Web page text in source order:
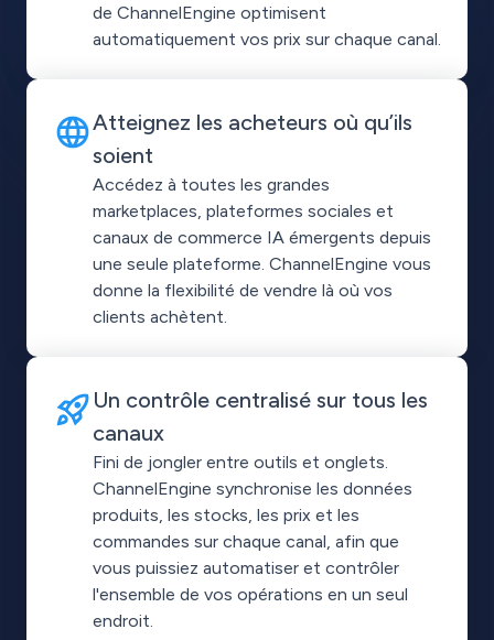
de ChannelEngine optimisent
automatiquement vos prix sur chaque canal.
Atteignez les acheteurs où qu’ils
soient
Accédez à toutes les grandes
marketplaces, plateformes sociales et
canaux de commerce IA émergents depuis
une seule plateforme. ChannelEngine vous
donne la flexibilité de vendre là où vos
clients achètent.
Un contrôle centralisé sur tous les
canaux
Fini de jongler entre outils et onglets.
ChannelEngine synchronise les données
produits, les stocks, les prix et les
commandes sur chaque canal, afin que
vous puissiez automatiser et contrôler
l'ensemble de vos opérations en un seul
endroit.